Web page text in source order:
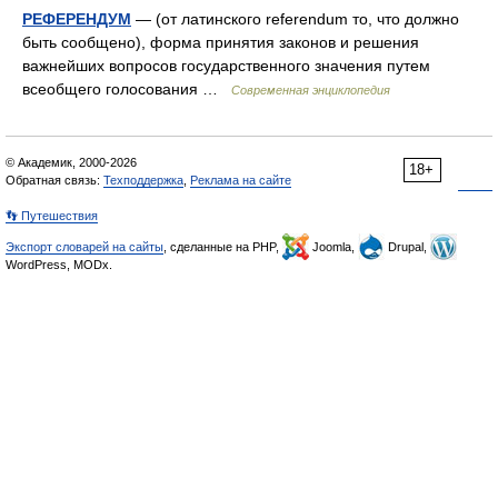
РЕФЕРЕНДУМ — (от латинского referendum то, что должно
быть сообщено), форма принятия законов и решения
важнейших вопросов государственного значения путем
всеобщего голосования …
Современная энциклопедия
18+
© Академик, 2000-2026
Обратная связь: Техподдержка Реклама на сайте
👣 Путешествия
Экспорт словарей на сайты , сделанные на PHP, Joomla,
Drupal,
WordPress, MODx.